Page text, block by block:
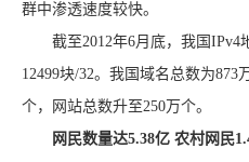
群中渗透速度较快。
截至2012年6月底，我国IPv4
12499块/32。我国域名总数为873
个，网站总数升至250万个。
网民数量达5.38亿 农村网民